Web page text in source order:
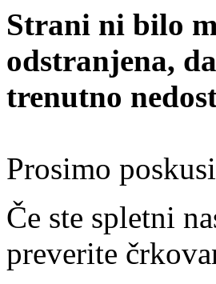
Strani ni bilo
odstranjena,
trenutno
Prosimo
Če ste spletni
preverite